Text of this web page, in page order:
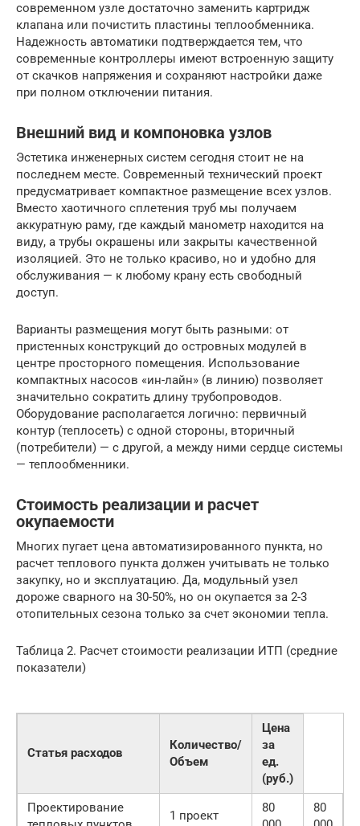
современном узле достаточно заменить картридж
клапана или почистить пластины теплообменника.
Надежность автоматики подтверждается тем, что
современные контроллеры имеют встроенную защиту
от скачков напряжения и сохраняют настройки даже
при полном отключении питания.
Внешний вид и компоновка узлов
Эстетика инженерных систем сегодня стоит не на
последнем месте. Современный технический проект
предусматривает компактное размещение всех узлов.
Вместо хаотичного сплетения труб мы получаем
аккуратную раму, где каждый манометр находится на
виду, а трубы окрашены или закрыты качественной
изоляцией. Это не только красиво, но и удобно для
обслуживания — к любому крану есть свободный
доступ.
Варианты размещения могут быть разными: от
пристенных конструкций до островных модулей в
центре просторного помещения. Использование
компактных насосов «ин-лайн» (в линию) позволяет
значительно сократить длину трубопроводов.
Оборудование располагается логично: первичный
контур (теплосеть) с одной стороны, вторичный
(потребители) — с другой, а между ними сердце системы
— теплообменники.
Стоимость реализации и расчет
окупаемости
Многих пугает цена автоматизированного пункта, но
расчет теплового пункта должен учитывать не только
закупку, но и эксплуатацию. Да, модульный узел
дороже сварного на 30-50%, но он окупается за 2-3
отопительных сезона только за счет экономии тепла.
Таблица 2. Расчет стоимости реализации ИТП (средние
показатели)
Статья расходов
Количество/
Объем
Цена
за
ед.
(руб.)
Проектирование
1 проект
80
80